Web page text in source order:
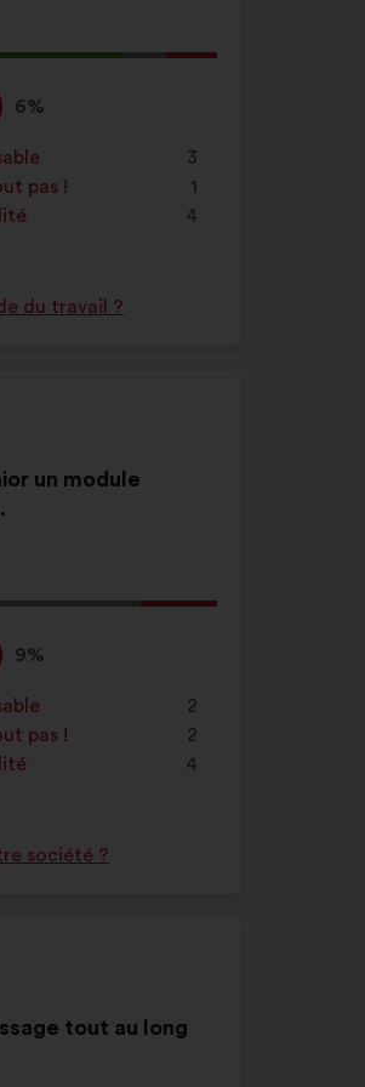
6%
3
pas !
1
4
du travail ?
un module
9%
2
pas !
2
4
société ?
tout au long